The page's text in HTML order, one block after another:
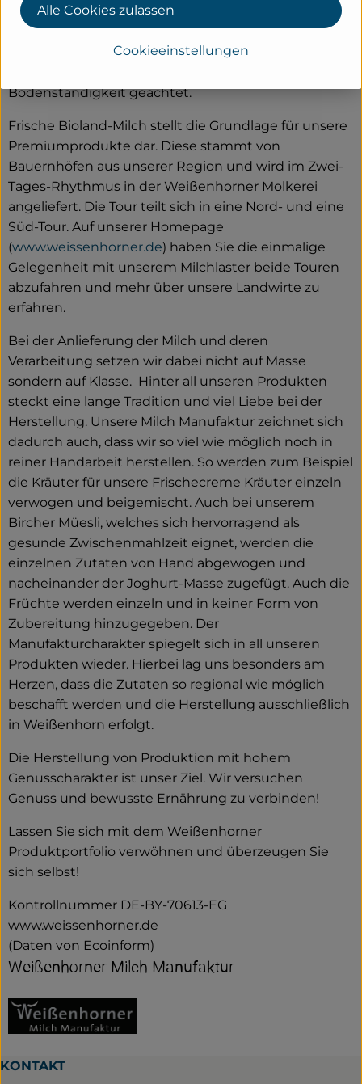
aus der Umgebung in der Molkerei zu diversen
Frischecremes und leckeren Dessertprodukten
verarbeitet wird. Auch bei der Verarbeitung der
Bodenständigkeit geachtet.
Frische Bioland-Milch stellt die Grundlage für unsere
Premiumprodukte dar. Diese stammt von
Bauernhöfen aus unserer Region und wird im Zwei-
Tages-Rhythmus in der Weißenhorner Molkerei
angeliefert. Die Tour teilt sich in eine Nord- und eine
Süd-Tour. Auf unserer Homepage
(www.weissenhorner.de) haben Sie die einmalige
Gelegenheit mit unserem Milchlaster beide Touren
abzufahren und mehr über unsere Landwirte zu
erfahren.
Bei der Anlieferung der Milch und deren
Verarbeitung setzen wir dabei nicht auf Masse
sondern auf Klasse. Hinter all unseren Produkten
steckt eine lange Tradition und viel Liebe bei der
Herstellung. Unsere Milch Manufaktur zeichnet sich
dadurch auch, dass wir so viel wie möglich noch in
reiner Handarbeit herstellen. So werden zum Beispiel
die Kräuter für unsere Frischecreme Kräuter einzeln
verwogen und beigemischt. Auch bei unserem
Bircher Müesli, welches sich hervorragend als
gesunde Zwischenmahlzeit eignet, werden die
einzelnen Zutaten von Hand abgewogen und
nacheinander der Joghurt-Masse zugefügt. Auch die
Früchte werden einzeln und in keiner Form von
Zubereitung hinzugegeben. Der
Manufakturcharakter spiegelt sich in all unseren
Produkten wieder. Hierbei lag uns besonders am
Herzen, dass die Zutaten so regional wie möglich
beschafft werden und die Herstellung ausschließlich
in Weißenhorn erfolgt.
Die Herstellung von Produktion mit hohem
Genusscharakter ist unser Ziel. Wir versuchen
Genuss und bewusste Ernährung zu verbinden!
Lassen Sie sich mit dem Weißenhorner
Produktportfolio verwöhnen und überzeugen Sie
sich selbst!
Kontrollnummer DE-BY-70613-EG
www.weissenhorner.de
(Daten von Ecoinform)
Weißenhorner Milch Manufaktur
KONTAKT
Cookieeinstellungen
Alle Cookies zulassen